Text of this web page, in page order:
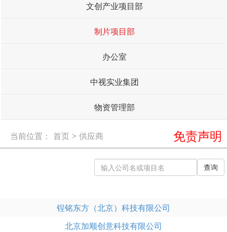
文创产业项目部
制片项目部
办公室
中视实业集团
物资管理部
免责声明
当前位置： 首页 > 供应商
查询
锃铭东方（北京）科技有限公司
北京加顺创意科技有限公司